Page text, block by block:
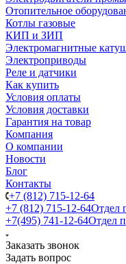
Отопительное
Котлы газовые
КИП и ЗИП
Электромагнитные
Электроприводы
Реле и датчики
Как купить
Условия оплаты
Условия доставки
Гарантия на товар
Компания
О компании
Новости
Блог
Контакты
+7 (812) 715-12-64
+7 (812) 715-12-64Отдел
+7(495) 741-12-64Отдел
Заказать звонок
Задать вопрос